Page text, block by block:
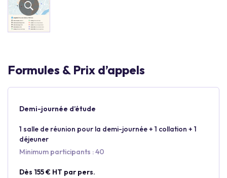
Formules & Prix d’appels
Demi-journée d’étude
1 salle de réunion pour la demi-journée + 1 collation + 1
déjeuner
Minimum participants : 40
Dès 155 € HT par pers.